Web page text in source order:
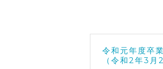
令和元年度卒
（令和2年3月